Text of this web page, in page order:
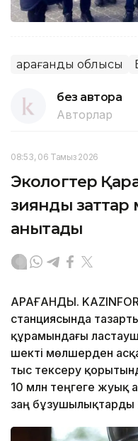
Қарағанды облысы
без автора
Авторлар
08:53, 06 Тамыз 2026
Экологтер
зиянды заттар
анықтады
ҚАРАҒАНДЫ.
станциясында
құрамындағы
шекті мөлшерден
тыс тексеру
10 млн теңгеге жуық
заң бұзушылықтарды